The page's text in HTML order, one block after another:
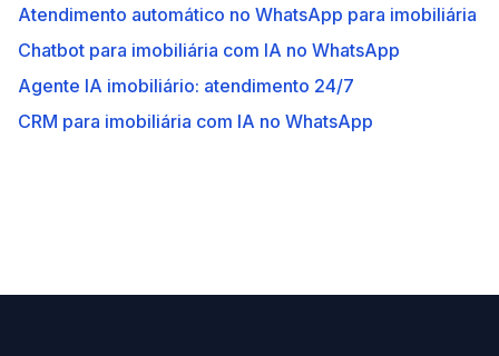
Atendimento automático no WhatsApp para imobiliária
Chatbot para imobiliária com IA no WhatsApp
Agente IA imobiliário: atendimento 24/7
CRM para imobiliária com IA no WhatsApp